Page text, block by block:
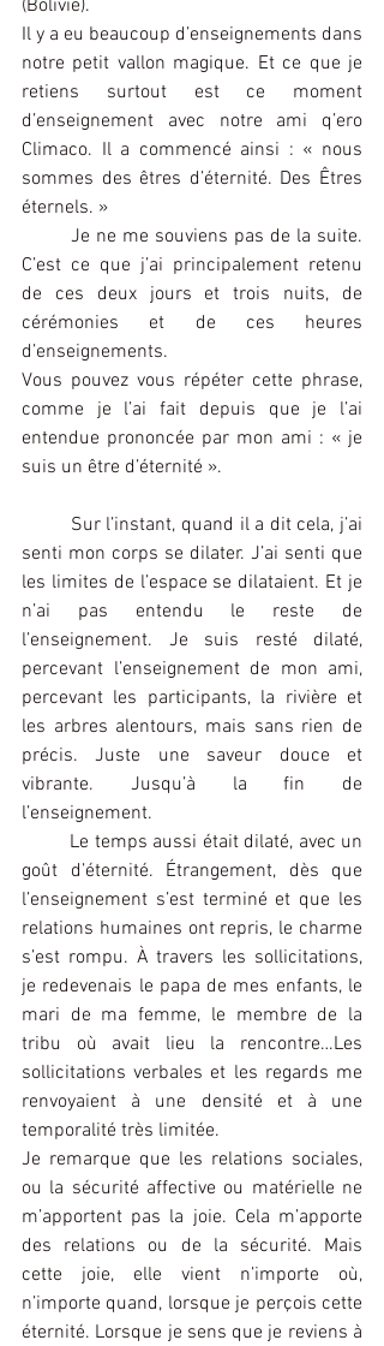
(Bolivie).
Il y a eu beaucoup d’enseignements dans
notre petit vallon magique. Et ce que je
retiens surtout est ce moment
d’enseignement avec notre ami q’ero
Climaco. Il a commencé ainsi : « nous
sommes des êtres d’éternité. Des Êtres
éternels. »
C’est ce que j’ai principalement retenu
de ces deux jours et trois nuits, de
cérémonies et de ces heures
d’enseignements.
Vous pouvez vous répéter cette phrase,
comme je l’ai fait depuis que je l’ai
entendue prononcée par mon ami : « je
suis un être d’éternité ».
senti mon corps se dilater. J’ai senti que
les limites de l’espace se dilataient. Et je
n’ai pas entendu le reste de
l’enseignement. Je suis resté dilaté,
percevant l’enseignement de mon ami,
percevant les participants, la rivière et
les arbres alentours, mais sans rien de
précis. Juste une saveur douce et
vibrante. Jusqu’à la fin de
l’enseignement.
goût d’éternité. Étrangement, dès que
l’enseignement s’est terminé et que les
relations humaines ont repris, le charme
s’est rompu. À travers les sollicitations,
je redevenais le papa de mes enfants, le
mari de ma femme, le membre de la
tribu où avait lieu la rencontre…Les
sollicitations verbales et les regards me
renvoyaient à une densité et à une
temporalité très limitée.
Je remarque que les relations sociales,
ou la sécurité affective ou matérielle ne
m’apportent pas la joie. Cela m’apporte
des relations ou de la sécurité. Mais
cette joie, elle vient n’importe où,
n’importe quand, lorsque je perçois cette
éternité. Lorsque je sens que je reviens à